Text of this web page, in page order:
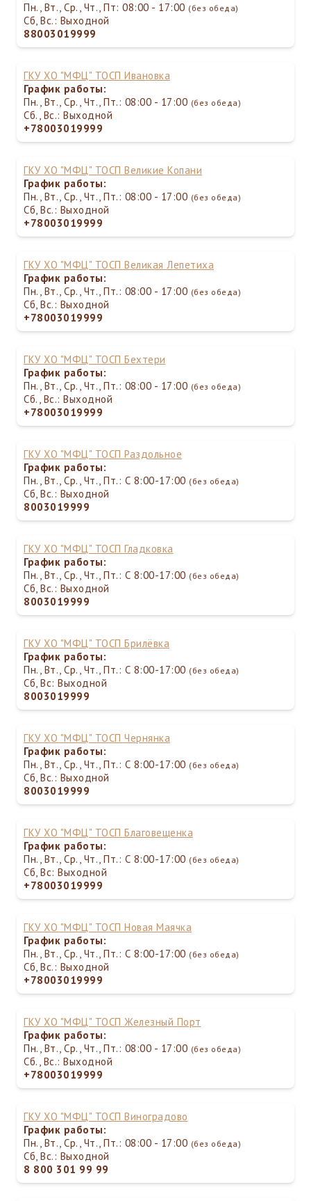
Пн., Вт., Ср., Чт., Пт: 08:00 - 17:00 (без обеда)
Сб, Вс.: Выходной
88003019999
ГКУ ХО "МФЦ" ТОСП Ивановка
График работы:
Пн., Вт., Ср., Чт., Пт.: 08:00 - 17:00 (без обеда)
Сб., Вс.: Выходной
+78003019999
ГКУ ХО "МФЦ" ТОСП Великие Копани
График работы:
Пн., Вт., Ср., Чт., Пт.: 08:00 - 17:00 (без обеда)
Сб, Вс.: Выходной
+78003019999
ГКУ ХО "МФЦ" ТОСП Великая Лепетиха
График работы:
Пн., Вт., Ср., Чт., Пт.: 08:00 - 17:00 (без обеда)
Сб, Вс.: Выходной
+78003019999
ГКУ ХО "МФЦ" ТОСП Бехтери
График работы:
Пн., Вт., Ср., Чт., Пт.: 08:00 - 17:00 (без обеда)
Сб., Вс.: Выходной
+78003019999
ГКУ ХО "МФЦ" ТОСП Раздольное
График работы:
Пн., Вт., Ср., Чт., Пт.: С 8:00-17:00 (без обеда)
Сб, Вс.: Выходной
8003019999
ГКУ ХО "МФЦ" ТОСП Гладковка
График работы:
Пн., Вт., Ср., Чт., Пт.: С 8:00-17:00 (без обеда)
Сб, Вс.: Выходной
8003019999
ГКУ ХО "МФЦ" ТОСП Брилёвка
График работы:
Пн., Вт., Ср., Чт., Пт.: С 8:00-17:00 (без обеда)
Сб, Вс: Выходной
8003019999
ГКУ ХО "МФЦ" ТОСП Чернянка
График работы:
Пн., Вт., Ср., Чт., Пт.: С 8:00-17:00 (без обеда)
Сб, Вс.: Выходной
8003019999
ГКУ ХО "МФЦ" ТОСП Благовещенка
График работы:
Пн., Вт., Ср., Чт., Пт.: С 8:00-17:00 (без обеда)
Сб, Вс: Выходной
+78003019999
ГКУ ХО "МФЦ" ТОСП Новая Маячка
График работы:
Пн., Вт., Ср., Чт., Пт.: С 8:00-17:00 (без обеда)
Сб, Вс.: Выходной
+78003019999
ГКУ ХО "МФЦ" ТОСП Железный Порт
График работы:
Пн., Вт., Ср., Чт., Пт.: 08:00 - 17:00 (без обеда)
Сб., Вс.: Выходной
+78003019999
ГКУ ХО "МФЦ" ТОСП Виноградово
График работы:
Пн., Вт., Ср., Чт., Пт.: 08:00 - 17:00 (без обеда)
Сб, Вс.: Выходной
8 800 301 99 99